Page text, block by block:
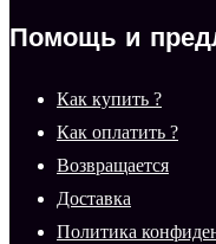
Помощь и
Как купить ?
Как оплатить ?
Возвращается
Доставка
Политика